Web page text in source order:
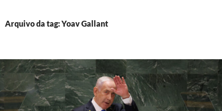
Arquivo da tag: Yoav Gallant